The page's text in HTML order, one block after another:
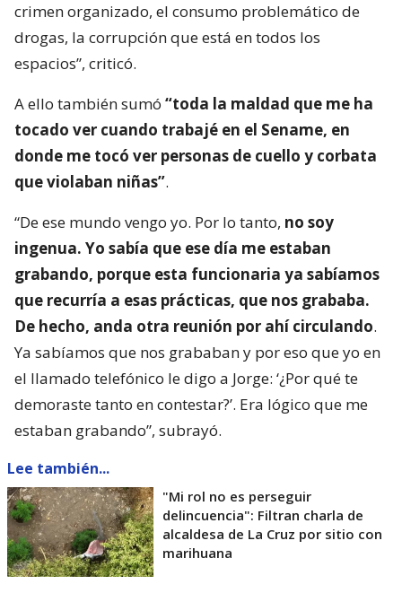
crimen organizado, el consumo problemático de
drogas, la corrupción que está en todos los
espacios”, criticó.
A ello también sumó “toda la maldad que me ha
tocado ver cuando trabajé en el Sename, en
donde me tocó ver personas de cuello y corbata
que violaban niñas”.
“De ese mundo vengo yo. Por lo tanto, no soy
ingenua. Yo sabía que ese día me estaban
grabando, porque esta funcionaria ya sabíamos
que recurría a esas prácticas, que nos grababa.
De hecho, anda otra reunión por ahí circulando.
Ya sabíamos que nos grababan y por eso que yo en
el llamado telefónico le digo a Jorge: ‘¿Por qué te
demoraste tanto en contestar?’. Era lógico que me
estaban grabando”, subrayó.
Lee también...
"Mi rol no es perseguir
delincuencia": Filtran charla de
alcaldesa de La Cruz por sitio con
marihuana